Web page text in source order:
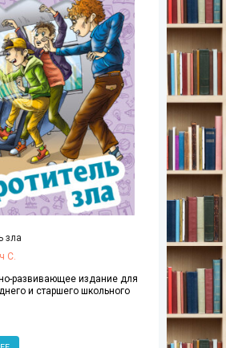
зла
С.
развивающее издание для
и старшего школьного